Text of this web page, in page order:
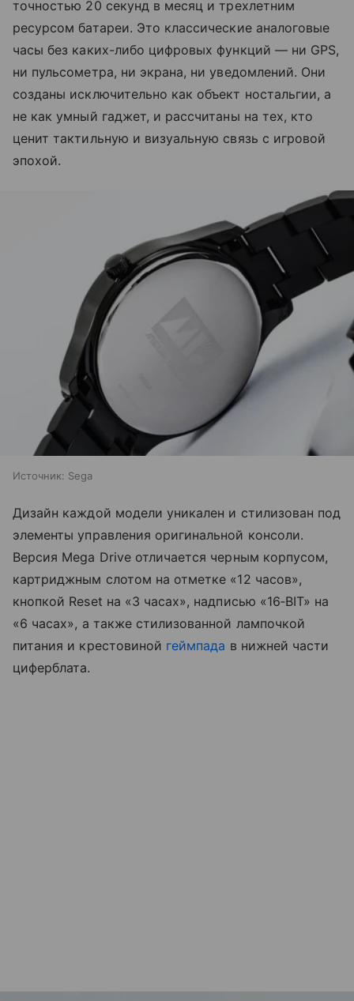
точностью 20 секунд в месяц и трехлетним
ресурсом батареи. Это классические аналоговые
часы без каких-либо цифровых функций — ни GPS,
ни пульсометра, ни экрана, ни уведомлений. Они
созданы исключительно как объект ностальгии, а
не как умный гаджет, и рассчитаны на тех, кто
ценит тактильную и визуальную связь с игровой
эпохой.
Источник: Sega
Дизайн каждой модели уникален и стилизован под
элементы управления оригинальной консоли.
Версия Mega Drive отличается черным корпусом,
картриджным слотом на отметке «12 часов»,
кнопкой Reset на «3 часах», надписью «16‑BIT» на
«6 часах», а также стилизованной лампочкой
питания и крестовиной геймпада в нижней части
циферблата.